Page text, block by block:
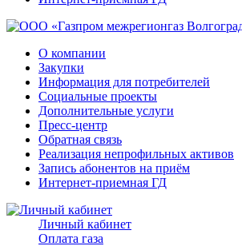
О компании
Закупки
Информация для потребителей
Социальные проекты
Дополнительные услуги
Пресс-центр
Обратная связь
Реализация непрофильных активов
Запись абонентов на приём
Интернет-приемная ГД
Личный кабинет
Оплата газа